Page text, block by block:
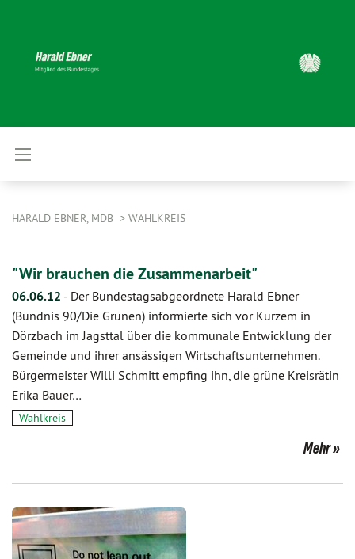
HARALD EBNER, MDB WAHLKREIS
"Wir brauchen die Zusammenarbeit"
06.06.12 - Der Bundestagsabgeordnete Harald Ebner
(Bündnis 90/Die Grünen) informierte sich vor Kurzem in
Dörzbach im Jagsttal über die kommunale Entwicklung der
Gemeinde und ihrer ansässigen Wirtschaftsunternehmen.
Bürgermeister Willi Schmitt empfing ihn, die grüne Kreisrätin
Erika Bauer…
Wahlkreis
Mehr